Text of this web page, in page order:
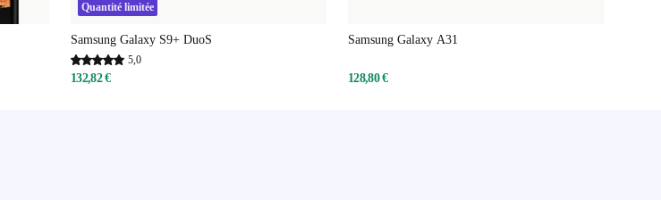
Quantité limitée
Samsung Galaxy S9+ DuoS
5,0
132,82 €
Samsung Galaxy A31
128,80 €